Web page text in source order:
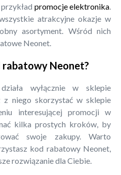
promocje elektronika.
atrakcyjne okazje w
asortyment. Wśród nich
Neonet.
Neonet?
wyłącznie w sklepie
z niego skorzystać w sklepie
interesującej promocji w
kilka prostych kroków, by
swoje zakupy. Warto
kod rabatowy Neonet,
rozwiązanie dla Ciebie.